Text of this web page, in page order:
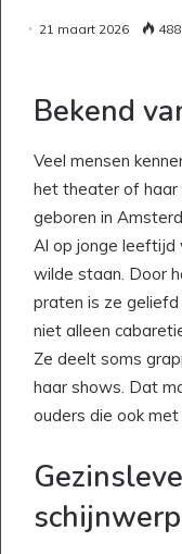
21 maart 2026 488
Bekend
Veel mensen
het theater of
geboren in
Al op jonge leeftijd
wilde staan. Door
praten is ze geliefd
niet alleen
Ze deelt soms
haar shows. Dat
ouders die ook met